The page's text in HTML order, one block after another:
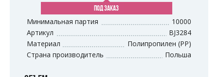
ПОД ЗАКАЗ
Минимальная партия
10000
Артикул
BJ3284
Материал
Полипропилен (PP)
Страна производитель
Польша